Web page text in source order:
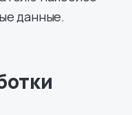
данные.